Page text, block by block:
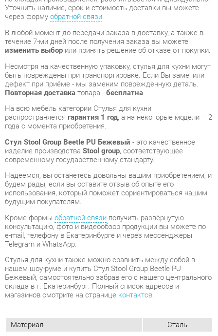
изменить выборили принять решение об отказе от покупки.
Несмотря на качественную упаковку, стулья для кухни могут
быть повреждены при транспортировке. Если Вы заметили
дефект при приёме - мы заменим поврежденную деталь.
Повторная доставкатовара -бесплатна.
распространяетсягарантия 1 год, а на некоторые модели – 2
года с момента приобретения.
Стул Stool Group Beetle PU Бежевый- это качественное
современному государственному стандарту.
Надеемся, вы останетесь довольны вашим приобретением, и
использования, который поможет сориентироваться нашим
будущим покупателям.
Кроме формыобратной связиполучить развёрнутую
консультацию, фото и видеообзор продукции вы можете по
e-mail, телефону в Екатеринбурге и через мессенджеры
Telegram и WhatsApp.
Стулья для кухни также можно сравнить между собой в
нашем шоу-руме и купить Стул Stool Group Beetle PU
Бежевый, самостоятельно забрав его с нашего центрального
склада в г. Екатеринбург. Полный список адресов и
магазинов смотрите на страницеконтактов.
Материал
Сталь
Цвет
Бежевый
Высота, мм
Глубина, мм
540